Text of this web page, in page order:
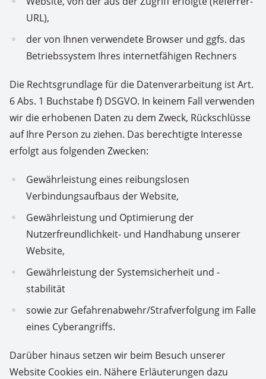
URL),
der von Ihnen verwendete Browser und ggfs. das
Betriebssystem Ihres internetfähigen Rechners
Die Rechtsgrundlage für die Datenverarbeitung ist Art.
6 Abs. 1 Buchstabe f) DSGVO. In keinem Fall verwenden
wir die erhobenen Daten zu dem Zweck, Rückschlüsse
auf Ihre Person zu ziehen. Das berechtigte Interesse
erfolgt aus folgenden Zwecken:
Gewährleistung eines reibungslosen
Verbindungsaufbaus der Website,
Gewährleistung und Optimierung der
Nutzerfreundlichkeit- und Handhabung unserer
Website,
Gewährleistung der Systemsicherheit und -
stabilität
sowie zur Gefahrenabwehr/Strafverfolgung im Falle
eines Cyberangriffs.
Darüber hinaus setzen wir beim Besuch unserer
Website Cookies ein. Nähere Erläuterungen dazu